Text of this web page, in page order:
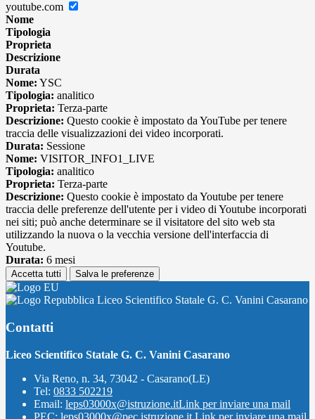
youtube.com
Nome
Tipologia
Proprieta
Descrizione
Durata
Nome: YSC
Tipologia: analitico
Proprieta: Terza-parte
Descrizione: Questo cookie è impostato da YouTube per tenere
traccia delle visualizzazioni dei video incorporati.
Durata: Sessione
Nome: VISITOR_INFO1_LIVE
Tipologia: analitico
Proprieta: Terza-parte
Descrizione: Questo cookie è impostato da Youtube per tenere
traccia delle preferenze dell'utente per i video di Youtube incorporati
nei siti; può anche determinare se il visitatore del sito web sta
utilizzando la nuova o la vecchia versione dell'interfaccia di
Youtube.
Durata: 6 mesi
Accetta tutti Salva le preferenze
Liceo Scientifico Statale G. C. Vanini Casarano
Contatti
Liceo Scientifico Statale G. C. Vanini Casarano
Via Reno, n. 34, 73042 - Casarano(LE)
Tel: 0833 502219
Email: leps03000x@istruzione.itLink per inviare una mail
PEC: leps03000x@pec.istruzione.it Link per inviare una mail